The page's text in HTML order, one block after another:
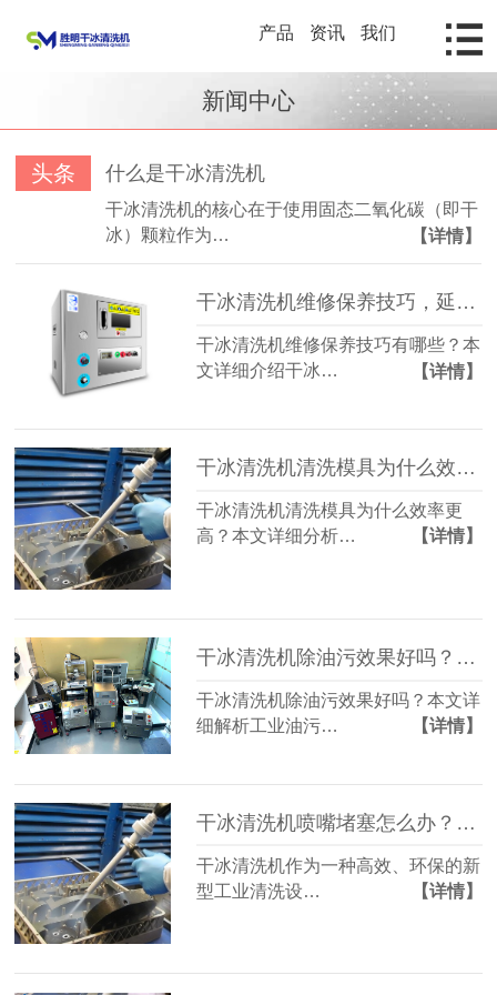
产品 资讯 我们
新闻中心
头条 什么是干冰清洗机
干冰清洗机的核心在于使用固态二氧化碳（即干
冰）颗粒作为…
【详情】
干冰清洗机维修保养技巧，延长设备寿命的方法详解
干冰清洗机维修保养技巧有哪些？本
文详细介绍干冰…
【详情】
干冰清洗机清洗模具为什么效率更高？揭秘模具行业高效清洁技术
干冰清洗机清洗模具为什么效率更
高？本文详细分析…
【详情】
干冰清洗机除油污效果好吗？工业油污处理方案解析
干冰清洗机除油污效果好吗？本文详
细解析工业油污…
【详情】
干冰清洗机喷嘴堵塞怎么办？常见故障维修方法详解
干冰清洗机作为一种高效、环保的新
型工业清洗设…
【详情】